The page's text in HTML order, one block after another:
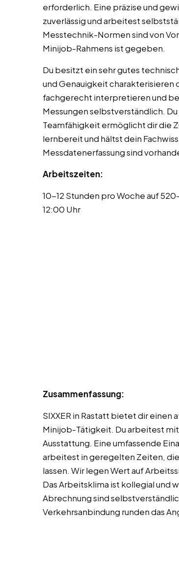
erforderlich. Eine präzise und
zuverlässig und arbeitest
Messtechnik-Normen sind von
Minijob-Rahmens ist gegeben.
Du besitzt ein sehr gutes
und Genauigkeit charakterisieren
fachgerecht interpretieren und
Messungen selbstverständlich.
Teamfähigkeit ermöglicht dir die
lernbereit und hältst dein
Messdatenerfassung sind
Arbeitszeiten:
10-12 Stunden pro Woche auf
12:00 Uhr
Zusammenfassung:
SIXXER in Rastatt bietet dir einen
Minijob-Tätigkeit. Du arbeitest
Ausstattung. Eine umfassende
arbeitest in geregelten Zeiten,
lassen. Wir legen Wert auf
Das Arbeitsklima ist kollegial und
Abrechnung sind
Verkehrsanbindung runden das